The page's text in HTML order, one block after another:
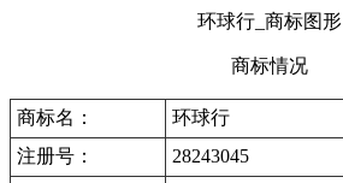
环球行_商标图形
商标情况
商标名：
环球行
注册号：
28243045